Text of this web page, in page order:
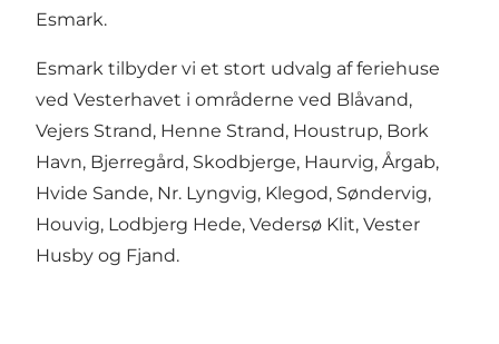
Esmark.
Esmark tilbyder vi et stort udvalg af feriehuse
ved Vesterhavet i områderne ved Blåvand,
Vejers Strand, Henne Strand, Houstrup, Bork
Havn, Bjerregård, Skodbjerge, Haurvig, Årgab,
Hvide Sande, Nr. Lyngvig, Klegod, Søndervig,
Houvig, Lodbjerg Hede, Vedersø Klit, Vester
Husby og Fjand.